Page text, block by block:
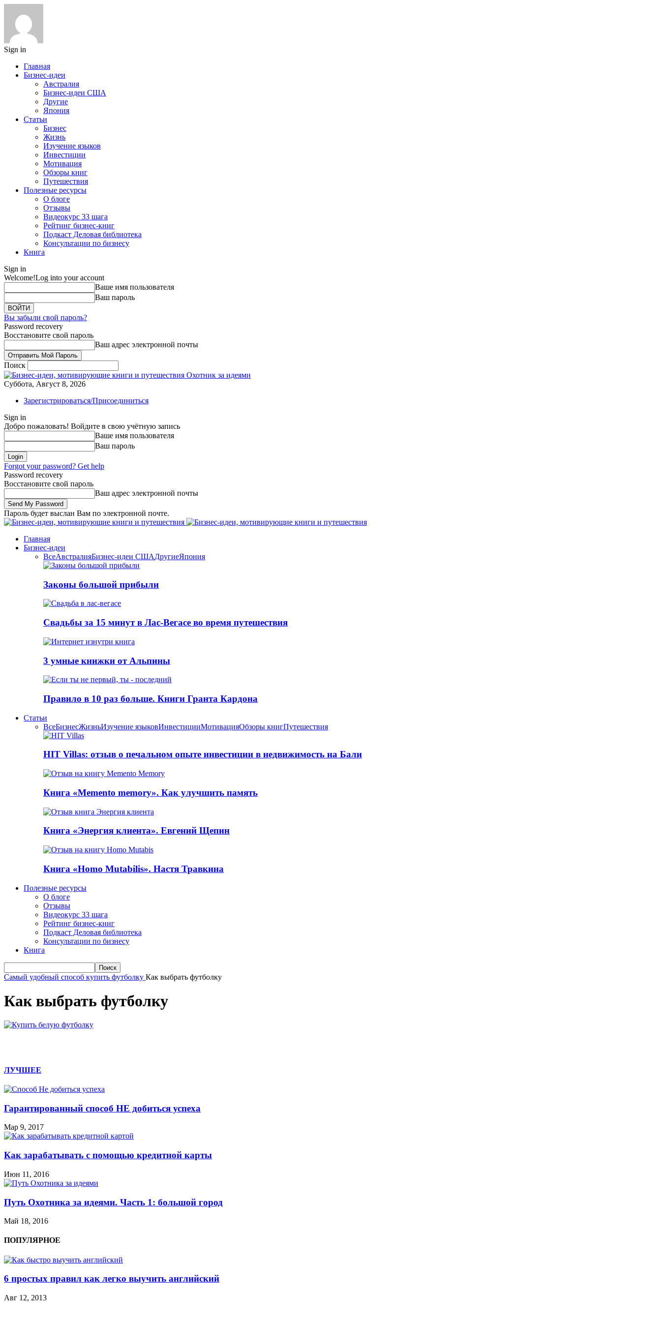
Sign in
Главная
Бизнес-идеи
Австралия
Бизнес-идеи США
Другие
Япония
Статьи
Бизнес
Жизнь
Изучение языков
Инвестиции
Мотивация
Обзоры книг
Путешествия
Полезные ресурсы
О блоге
Отзывы
Видеокурс 33 шага
Рейтинг бизнес-книг
Подкаст Деловая библиотека
Консультации по бизнесу
Книга
Sign in
Welcome!Log into your account
Ваше имя пользователя
Ваш пароль
Вы забыли свой пароль?
Password recovery
Восстановите свой пароль
Ваш адрес электронной почты
Поиск
Охотник за идеями
Суббота, Август 8, 2026
Зарегистрироваться/Присоединиться
Sign in
Добро пожаловать! Войдите в свою учётную запись
Ваше имя пользователя
Ваш пароль
Forgot your password? Get help
Password recovery
Восстановите свой пароль
Ваш адрес электронной почты
Пароль будет выслан Вам по электронной почте.
Главная
Бизнес-идеи
ВсеАвстралияБизнес-идеи СШАДругиеЯпония
Законы большой прибыли
Свадьбы за 15 минут в Лас-Вегасе во время путешествия
3 умные книжки от Альпины
Правило в 10 раз больше. Книги Грантa Кардона
Статьи
ВсеБизнесЖизньИзучение языковИнвестицииМотивацияОбзоры книгПутешествия
HIT Villas: отзыв о печальном опыте инвестиции в недвижимость на Бали
Книга «Memento memory». Как улучшить память
Книга «Энергия клиента». Евгений Щепин
Книга «Homo Mutabilis». Настя Травкина
Полезные ресурсы
О блоге
Отзывы
Видеокурс 33 шага
Рейтинг бизнес-книг
Подкаст Деловая библиотека
Консультации по бизнесу
Книга
Самый удобный способ купить футболку Как выбрать футболку
Как выбрать футболку
ЛУЧШЕЕ
Гарантированный способ НЕ добиться успеха
Мар 9, 2017
Как зарабатывать с помощью кредитной карты
Июн 11, 2016
Путь Охотника за идеями. Часть 1: большой город
Май 18, 2016
ПОПУЛЯРНОЕ
6 простых правил как легко выучить английский
Авг 12, 2013